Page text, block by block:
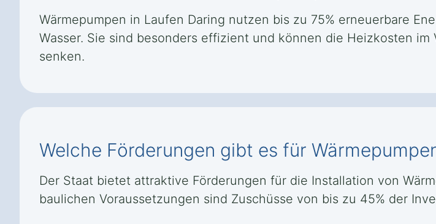
Wärmepumpen in Laufen Daring nutzen bis zu 75% erneuerbare
Wasser. Sie sind besonders effizient und können die Heizkosten
senken.
Welche Förderungen gibt es für
Der Staat bietet attraktive Förderungen für die Installation von
baulichen Voraussetzungen sind Zuschüsse von bis zu 45% der